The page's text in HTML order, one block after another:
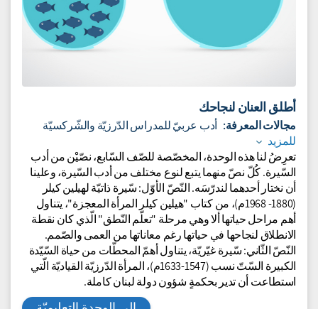
أطلق العنان لنجاحك
مجالات المعرفة: أدب عربيّ للمدراس الدّرزيّة والشّركسيّة
للمزيد
تعرِضُ لنا هذه الوحدة، المخصّصة للصّف السّابع، نصّيْن من أدب
السّيرة. كُلّ نصّ منهما يتبع لنوع مختلف من أدب السّيرة، وعلينا
أن نختار أحدهما لندرّسَه. النّصّ الأوّل: سّيرة ذاتيّة لهيلين كيلر